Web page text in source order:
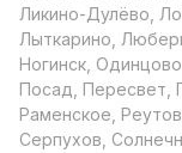
Ликино-Дулёво,
Лыткарино,
Ногинск,
Посад, Пересвет,
Раменское,
Серпухов,